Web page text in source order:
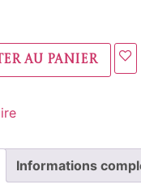
au panier
Informations